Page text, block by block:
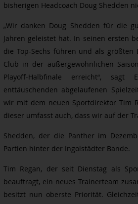
bisherigen Headcoach Doug Shedden
„Wir danken Doug Shedden für die
Jahren geleistet hat. In seinen ersten
die Top-Sechs führen und als
Club in der außergewöhnlichen
Playoff-Halbfinale erreicht“, sagt
enttäuschenden abgelaufenen
wir mit dem neuen Sportdirektor Tim
dieser umfasst auch, dass wir auf der
Shedden, der die Panther im
Partien hinter der Ingolstädter Bande.
Tim Regan, der seit Dienstag als
beauftragt, ein neues Trainerteam
besitzt nun oberste Priorität.